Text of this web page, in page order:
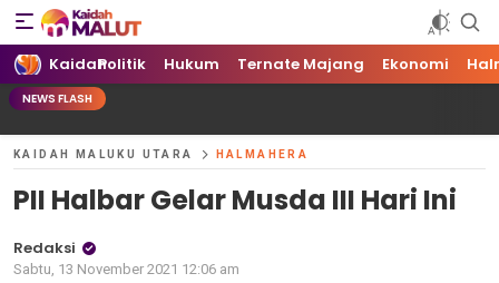
Kaidah Maluku Utara
Kaidah Maluku Utara
KaidahPolitik Hukum Ternate Majang Ekonomi
NEWS FLASH
KAIDAH MALUKU UTARA HALMAHERA
PII Halbar Gelar Musda III Hari Ini
Redaksi
Sabtu, 13 November 2021 12:06 am